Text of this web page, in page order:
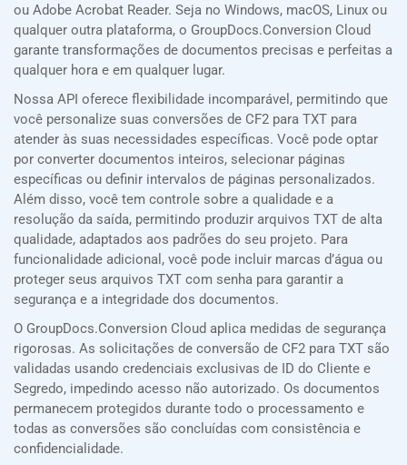
ou Adobe Acrobat Reader. Seja no Windows, macOS, Linux ou
qualquer outra plataforma, o GroupDocs.Conversion Cloud
garante transformações de documentos precisas e perfeitas a
qualquer hora e em qualquer lugar.
Nossa API oferece flexibilidade incomparável, permitindo que
você personalize suas conversões de CF2 para TXT para
atender às suas necessidades específicas. Você pode optar
por converter documentos inteiros, selecionar páginas
específicas ou definir intervalos de páginas personalizados.
Além disso, você tem controle sobre a qualidade e a
resolução da saída, permitindo produzir arquivos TXT de alta
qualidade, adaptados aos padrões do seu projeto. Para
funcionalidade adicional, você pode incluir marcas d’água ou
proteger seus arquivos TXT com senha para garantir a
segurança e a integridade dos documentos.
O GroupDocs.Conversion Cloud aplica medidas de segurança
rigorosas. As solicitações de conversão de CF2 para TXT são
validadas usando credenciais exclusivas de ID do Cliente e
Segredo, impedindo acesso não autorizado. Os documentos
permanecem protegidos durante todo o processamento e
todas as conversões são concluídas com consistência e
confidencialidade.